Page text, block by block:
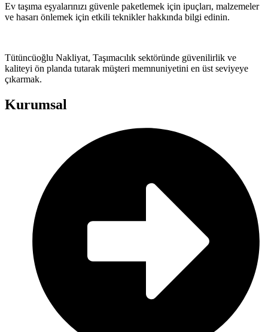
Ev taşıma eşyalarınızı güvenle paketlemek için ipuçları, malzemeler
ve hasarı önlemek için etkili teknikler hakkında bilgi edinin.
Tütüncüoğlu Nakliyat, Taşımacılık sektöründe güvenilirlik ve
kaliteyi ön planda tutarak müşteri memnuniyetini en üst seviyeye
çıkarmak.
Kurumsal